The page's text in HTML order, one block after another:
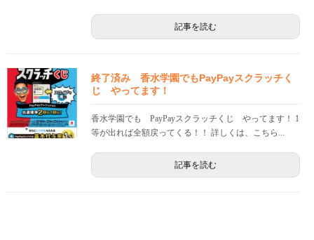
記事を読む
終了済み 香水学園でもPayPayスクラッチく
じ やってます！
香水学園でも PayPayスクラッチくじ やってます！ 1
等が出れば全額戻ってくる！！ 詳しくは、こちら...
記事を読む